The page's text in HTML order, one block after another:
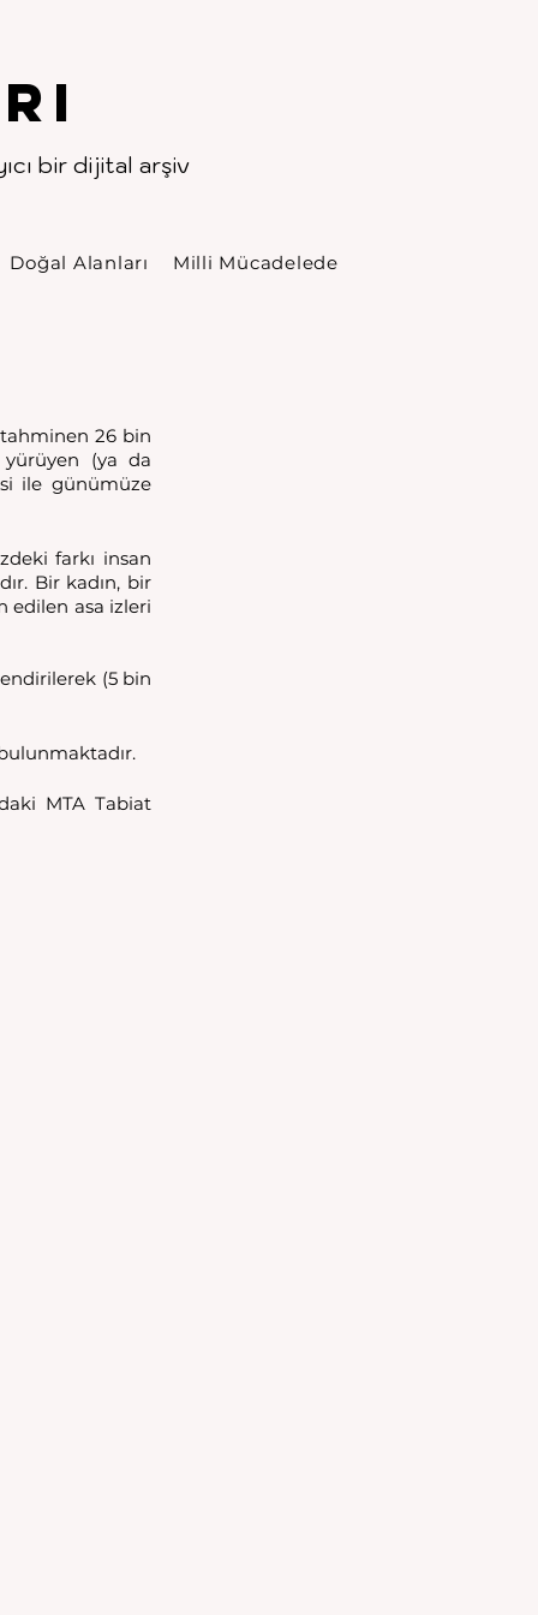
bir dijital arşiv
Doğal Alanları Milli Mücadelede
26 bin
yürüyen (ya da
ile günümüze
farkı insan
Bir kadın, bir
edilen asa izleri
(5 bin
MTA Tabiat